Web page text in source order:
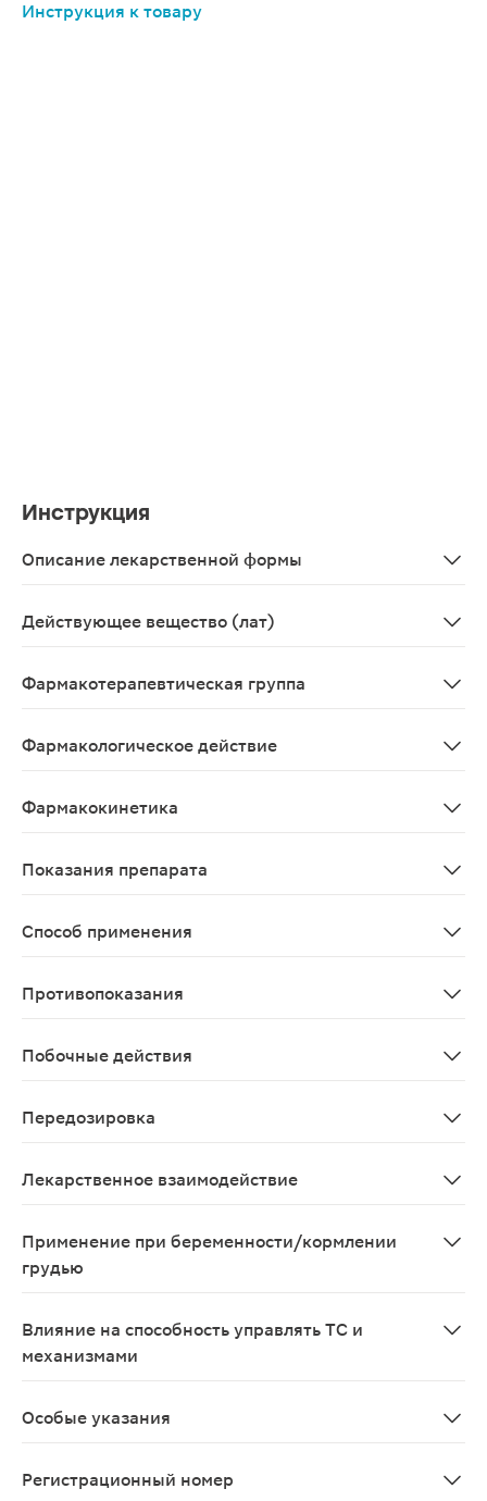
Инструкция к товару
Инструкция
Описание лекарственной формы
Действующее вещество (лат)
Фармакотерапевтическая группа
Фармакологическое действие
Фармакокинетика
Показания препарата
Способ применения
Противопоказания
Побочные действия
Передозировка
Лекарственное взаимодействие
Применение при беременности/кормлении
грудью
Влияние на способность управлять ТС и
механизмами
Особые указания
Регистрационный номер